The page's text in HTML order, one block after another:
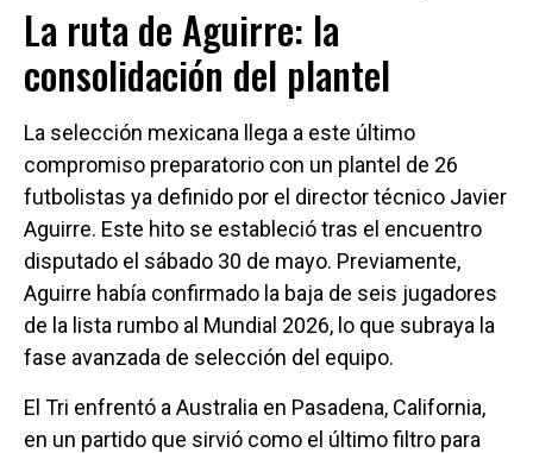
La ruta de Aguirre: la
consolidación del plantel
La selección mexicana llega a este último
compromiso preparatorio con un plantel de 26
futbolistas ya definido por el director técnico Javier
Aguirre. Este hito se estableció tras el encuentro
disputado el sábado 30 de mayo. Previamente,
Aguirre había confirmado la baja de seis jugadores
de la lista rumbo al Mundial 2026, lo que subraya la
fase avanzada de selección del equipo.
El Tri enfrentó a Australia en Pasadena, California,
en un partido que sirvió como el último filtro para